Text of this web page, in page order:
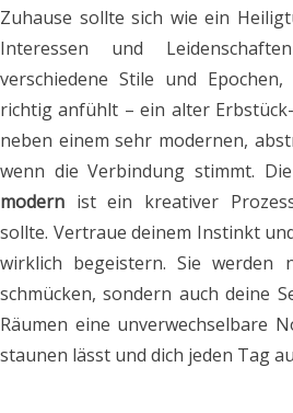
Zuhause sollte sich wie ein
Interessen und
verschiedene Stile und
richtig anfühlt – ein alter
neben einem sehr modernen,
wenn die Verbindung stimmt.
modern ist ein kreativer
sollte. Vertraue deinem Instinkt
wirklich begeistern. Sie werden
schmücken, sondern auch deine
Räumen eine unverwechselbare
staunen lässt und dich jeden Tag